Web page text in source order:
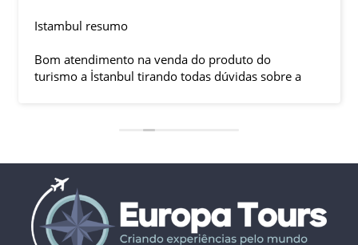
Istambul resumo
Bom atendimento na venda do produto do
turismo a İstanbul tirando todas dúvidas sobre a
ficaram em SP trabalhando. A associação dessa
LÍDER, garantiu o sucesso da viagem que foi, lá, em
grupo formado por brasileiros e com guia Turco, Sr
Ali Faik, falando um português impecável e foi
muito disponível e atencioso. Os transfers, foram
4, todos em vans novas e os trajetos em ônibus